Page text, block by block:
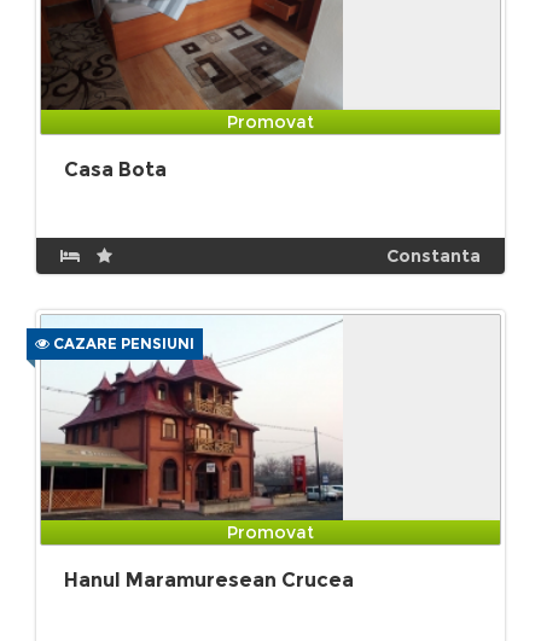
Promovat
Casa Bota
Constanta
CAZARE PENSIUNI
Promovat
Hanul Maramuresean Crucea